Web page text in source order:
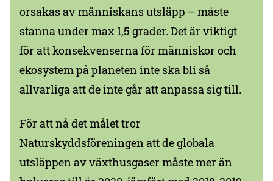
orsakas av människans utsläpp – måste
stanna under max 1,5 grader. Det är viktigt
för att konsekvenserna för människor och
ekosystem på planeten inte ska bli så
allvarliga att de inte går att anpassa sig till.
För att nå det målet tror
Naturskyddsföreningen att de globala
utsläppen av växthusgaser måste mer än